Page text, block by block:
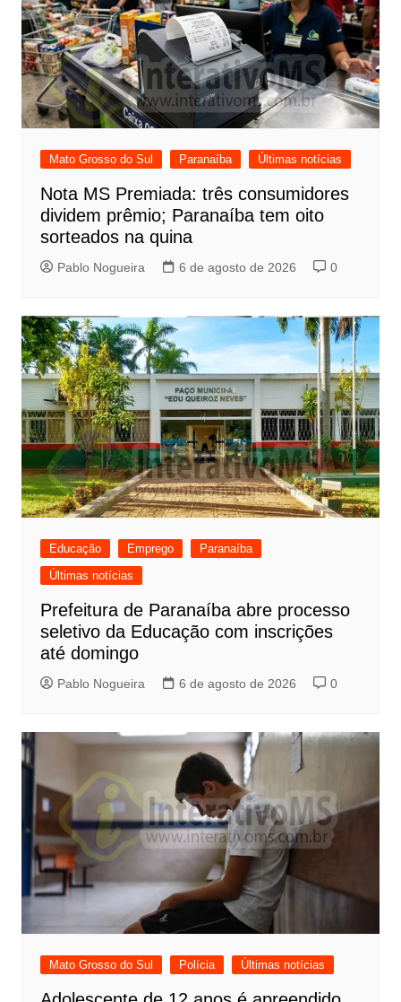
Mato Grosso do Sul Paranaíba Últimas notícias
Nota MS Premiada: três consumidores
dividem prêmio; Paranaíba tem oito
sorteados na quina
Pablo Nogueira 6 de agosto de 2026 0
Educação Emprego
Paranaíba
Últimas notícias
Prefeitura de Paranaíba abre processo
seletivo da Educação com inscrições
até domingo
Pablo Nogueira 6 de agosto de 2026 0
Mato Grosso do Sul Polícia Últimas notícias